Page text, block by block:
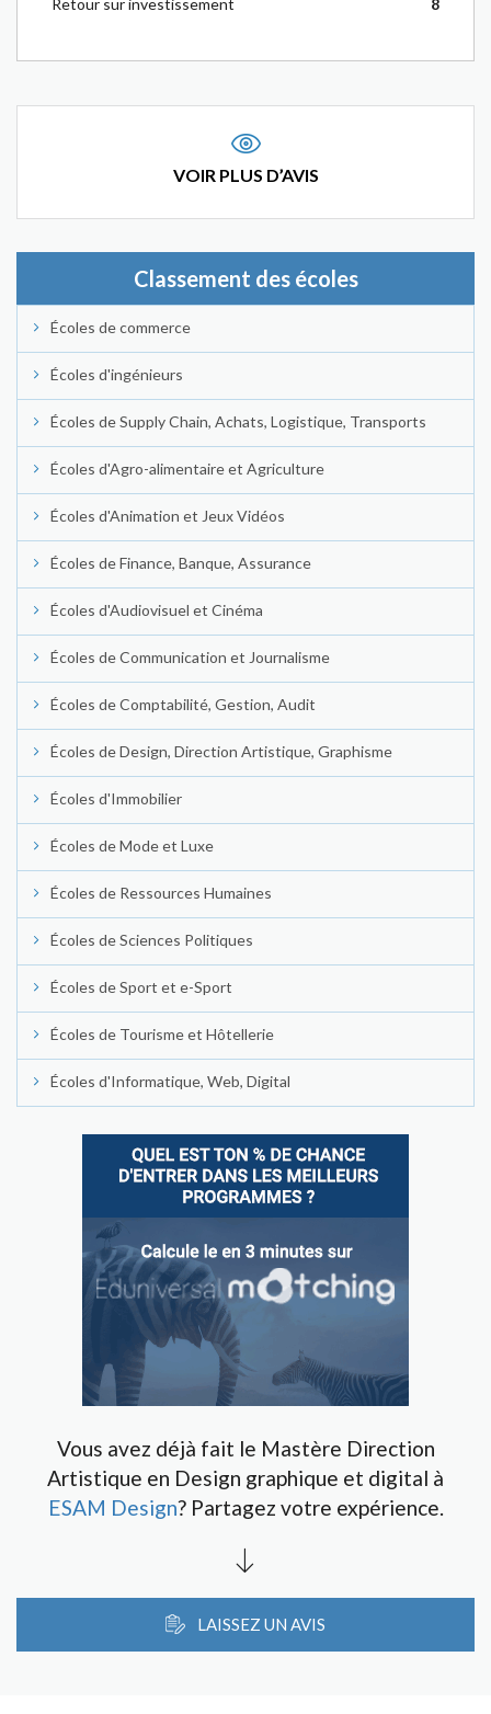
Retour sur investissement
8
VOIR PLUS D’AVIS
Classement des écoles
Écoles de commerce
Écoles d'ingénieurs
Écoles de Supply Chain, Achats, Logistique, Transports
Écoles d'Agro-alimentaire et Agriculture
Écoles d'Animation et Jeux Vidéos
Écoles de Finance, Banque, Assurance
Écoles d'Audiovisuel et Cinéma
Écoles de Communication et Journalisme
Écoles de Comptabilité, Gestion, Audit
Écoles de Design, Direction Artistique, Graphisme
Écoles d'Immobilier
Écoles de Mode et Luxe
Écoles de Ressources Humaines
Écoles de Sciences Politiques
Écoles de Sport et e-Sport
Écoles de Tourisme et Hôtellerie
Écoles d'Informatique, Web, Digital
Vous avez déjà fait le Mastère Direction
Artistique en Design graphique et digital à
ESAM Design? Partagez votre expérience.
LAISSEZ UN AVIS